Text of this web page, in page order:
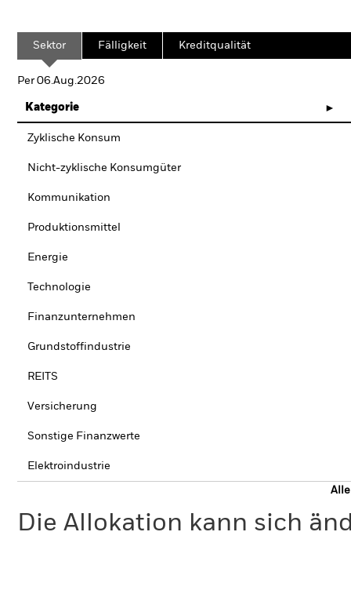
Sektor Fälligkeit Kreditqualität
Per 06.Aug.2026
Kategorie
Zyklische Konsum
Nicht-zyklische Konsumgüter
Kommunikation
Produktionsmittel
Energie
Technologie
Finanzunternehmen
Grundstoffindustrie
REITS
Versicherung
Sonstige Finanzwerte
Elektroindustrie
Die Allokation kann sich